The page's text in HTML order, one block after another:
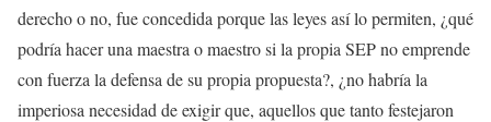
derecho o no, fue concedida porque las leyes así lo permiten, ¿qué
podría hacer una maestra o maestro si la propia SEP no emprende
con fuerza la defensa de su propia propuesta?, ¿no habría la
imperiosa necesidad de exigir que, aquellos que tanto festejaron